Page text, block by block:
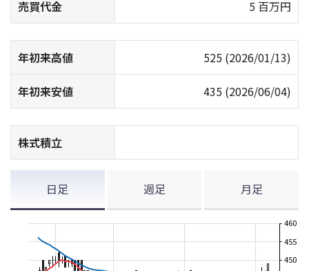
売買代金 5 百万円
年初来高値 525 (2026/01/13)
年初来安値 435 (2026/06/04)
株式積立
日足 週足 月足
450
455
460